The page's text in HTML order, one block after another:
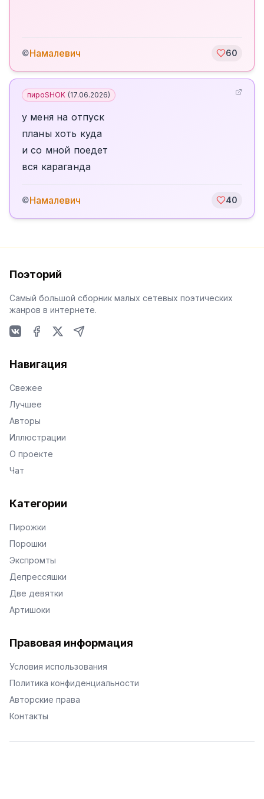
©Намалевич 60
пироSHOK (17.06.2026)
у меня на отпуск
планы хоть куда
и со мной поедет
вся караганда
©Намалевич 40
Поэторий
Самый большой сборник малых сетевых поэтических
жанров в интернете.
Навигация
Свежее
Лучшее
Авторы
Иллюстрации
О проекте
Чат
Категории
Пирожки
Порошки
Экспромты
Депрессяшки
Две девятки
Артишоки
Правовая информация
Условия использования
Политика конфиденциальности
Авторские права
Контакты